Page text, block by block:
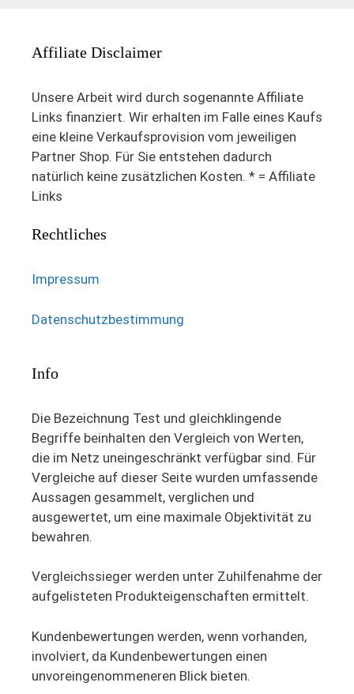
Affiliate Disclaimer
Unsere Arbeit wird durch sogenannte Affiliate
Links finanziert. Wir erhalten im Falle eines Kaufs
eine kleine Verkaufsprovision vom jeweiligen
Partner Shop. Für Sie entstehen dadurch
natürlich keine zusätzlichen Kosten. * = Affiliate
Links
Rechtliches
Impressum
Datenschutzbestimmung
Info
Die Bezeichnung Test und gleichklingende
Begriffe beinhalten den Vergleich von Werten,
die im Netz uneingeschränkt verfügbar sind. Für
Vergleiche auf dieser Seite wurden umfassende
Aussagen gesammelt, verglichen und
ausgewertet, um eine maximale Objektivität zu
bewahren.
Vergleichssieger werden unter Zuhilfenahme der
aufgelisteten Produkteigenschaften ermittelt.
Kundenbewertungen werden, wenn vorhanden,
involviert, da Kundenbewertungen einen
unvoreingenommeneren Blick bieten.